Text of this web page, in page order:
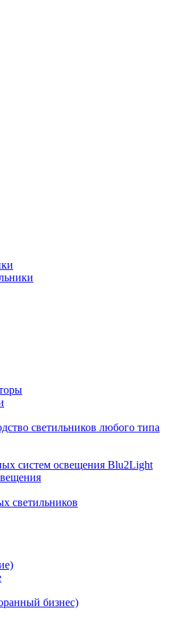
светильников любого типа
систем освещения Blu2Light
светильников
бизнес)